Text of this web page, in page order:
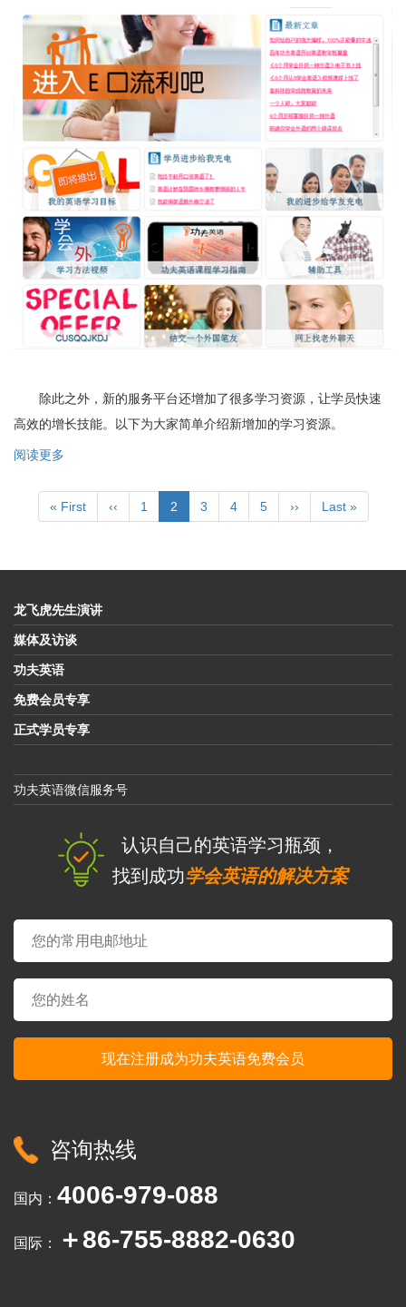
除此之外，新的服务平台还增加了很多学习资源，让学员快速
高效的增长技能。以下为大家简单介绍新增加的学习资源。
阅读更多
功
夫
平
台
升
级
首
页
« First
前
一
‹‹ Page
1
当
前
2 Page
3 Page
4 Page
5
下
一
››
末
页
Last »
龙飞虎先生演讲
媒体及访谈
功夫英语
免费会员专享
正式学员专享
功夫英语微信服务号
认识自己的英语学习瓶颈，
找到成功学会英语的解决方案
咨询热线
国内： 4006-979-088
国际： ＋86-755-8882-0630